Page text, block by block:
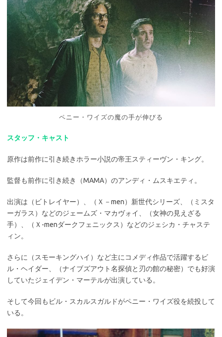
ペニー・ワイズの魔の手が伸びる
スタッフ・キャスト
原作は前作に引き続きホラー小説の帝王スティーヴン・キング。
監督も前作に引き続き（MAMA）のアンディ・ムスキエティ。
出演は（ビトレイヤー）、（Ｘ－men）新世代シリーズ、（ミスタ
ーガラス）などのジェームズ・マカヴォイ、（女神の見えざる
手）、（Ｘ-menダークフェニックス）などのジェシカ・チャステ
ィン。
さらに（スモーキングハイ）など主にコメディ作品で活躍するビ
ル・ヘイダー、（ナイブズアウト名探偵と刃の館の秘密）でも好演
していたジェイデン・マーテルが出演している。
そして今回もビル・スカルスガルドがペニー・ワイズ役を続投して
いる。